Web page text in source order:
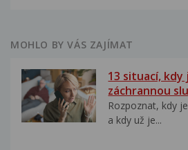
MOHLO BY VÁS ZAJÍMAT
13 situací,
záchrannou
Rozpoznat, kdy
a kdy už je...